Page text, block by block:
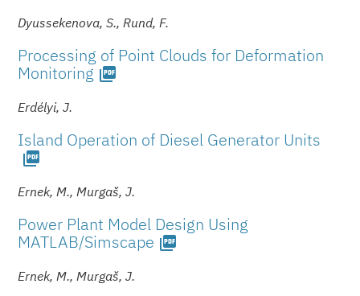
Dyussekenova, S., Rund, F.
Processing of Point Clouds for Deformation
Monitoring picture_as_pdf
Erdélyi, J.
Island Operation of Diesel Generator Units
picture_as_pdf
Ernek, M., Murgaš, J.
Power Plant Model Design Using
MATLAB/Simscape picture_as_pdf
Ernek, M., Murgaš, J.